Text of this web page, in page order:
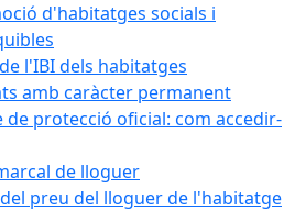
d'habitatges socials i
l'IBI dels habitatges
amb caràcter permanent
de protecció oficial: com accedir-
de lloguer
preu del lloguer de l'habitatge